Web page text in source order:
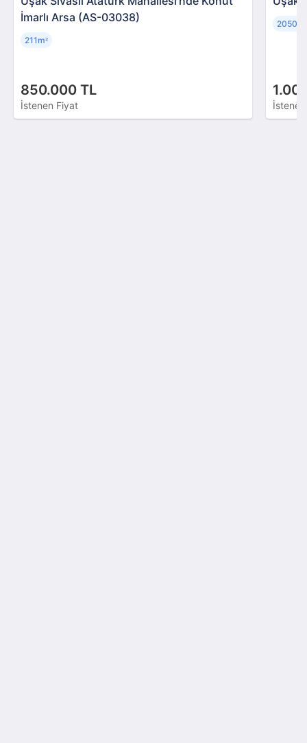
İmarlı Arsa (AS-03038)
850.000 TL
İstenen Fiyat
211m²
2050m